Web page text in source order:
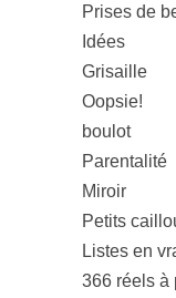
Prises de
Idées
Grisaille
Oopsie!
boulot
Parentalité
Miroir
Petits
Listes en
366 réels à